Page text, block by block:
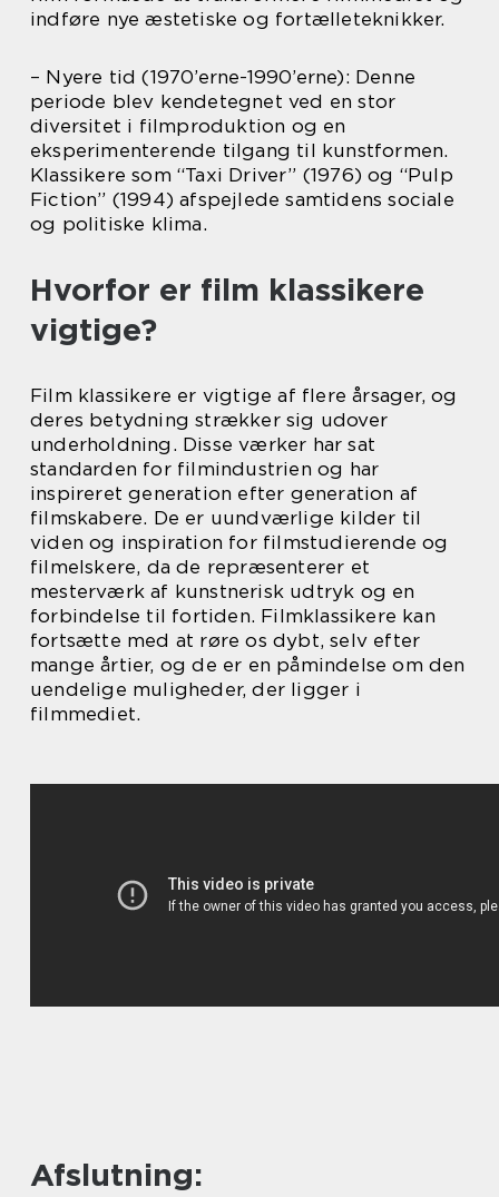
indføre nye æstetiske og fortælleteknikker.
– Nyere tid (1970’erne-1990’erne): Denne
periode blev kendetegnet ved en stor
diversitet i filmproduktion og en
eksperimenterende tilgang til kunstformen.
Klassikere som “Taxi Driver” (1976) og “Pulp
Fiction” (1994) afspejlede samtidens sociale
og politiske klima.
Hvorfor er film klassikere
vigtige?
Film klassikere er vigtige af flere årsager, og
deres betydning strækker sig udover
underholdning. Disse værker har sat
standarden for filmindustrien og har
inspireret generation efter generation af
filmskabere. De er uundværlige kilder til
viden og inspiration for filmstudierende og
filmelskere, da de repræsenterer et
mesterværk af kunstnerisk udtryk og en
forbindelse til fortiden. Filmklassikere kan
fortsætte med at røre os dybt, selv efter
mange årtier, og de er en påmindelse om den
uendelige muligheder, der ligger i
filmmediet.
Afslutning: